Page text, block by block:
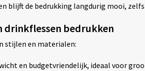
blijft de bedrukking langdurig mooi,
drinkflessen bedrukken
stijlen en materialen:
en budgetvriendelijk, ideaal voor